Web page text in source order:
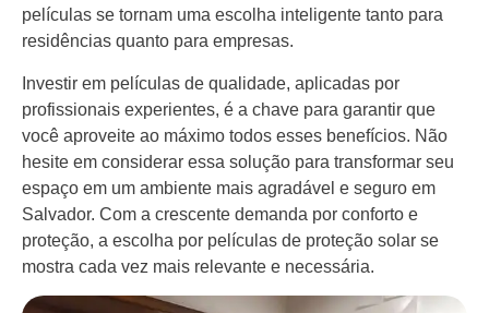
películas se tornam uma escolha inteligente tanto para
residências quanto para empresas.
Investir em películas de qualidade, aplicadas por
profissionais experientes, é a chave para garantir que
você aproveite ao máximo todos esses benefícios. Não
hesite em considerar essa solução para transformar seu
espaço em um ambiente mais agradável e seguro em
Salvador. Com a crescente demanda por conforto e
proteção, a escolha por películas de proteção solar se
mostra cada vez mais relevante e necessária.